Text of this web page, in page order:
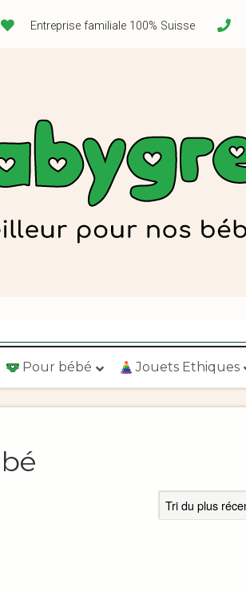
Entreprise familiale 100% Suisse
Pour bébé Jouets Ethiques